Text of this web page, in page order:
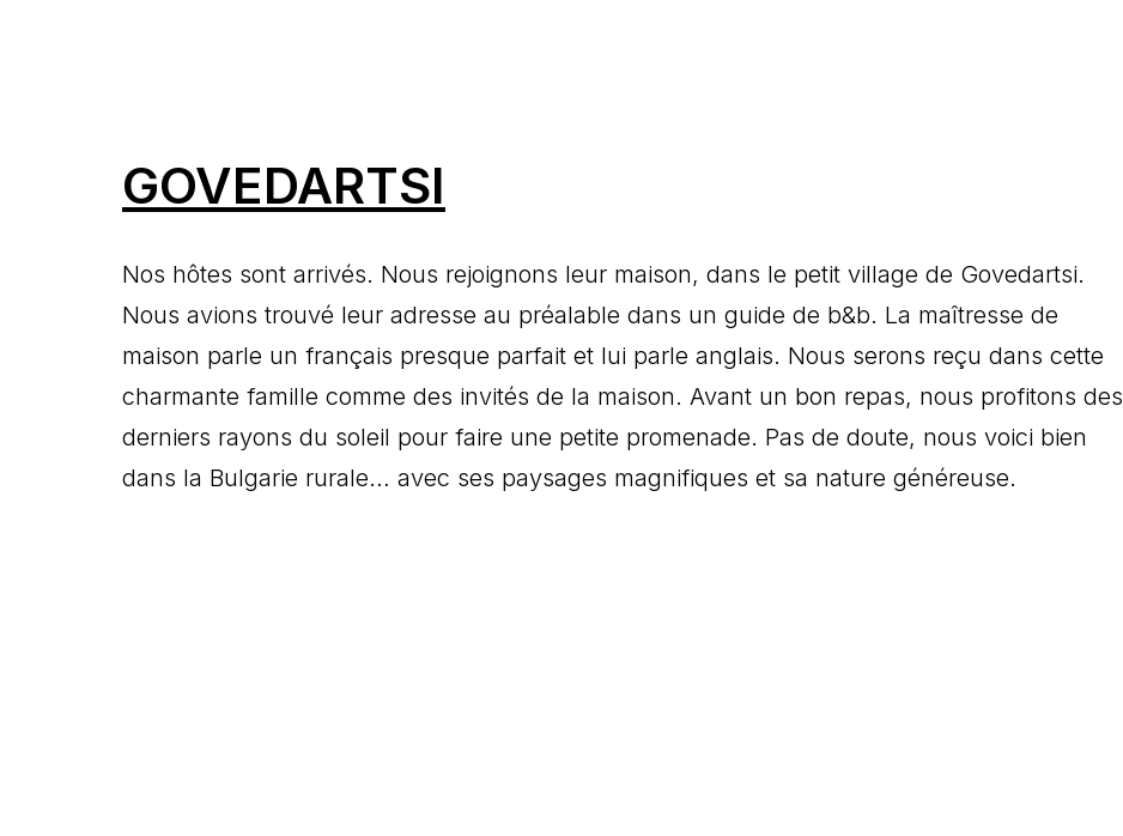
GOVEDARTSI
Nos hôtes sont arrivés. Nous rejoignons leur maison, dans le petit village de Govedartsi.
Nous avions trouvé leur adresse au préalable dans un guide de b&b. La maîtresse de
maison parle un français presque parfait et lui parle anglais. Nous serons reçu dans cette
charmante famille comme des invités de la maison. Avant un bon repas, nous profitons des
derniers rayons du soleil pour faire une petite promenade. Pas de doute, nous voici bien
dans la Bulgarie rurale… avec ses paysages magnifiques et sa nature généreuse.